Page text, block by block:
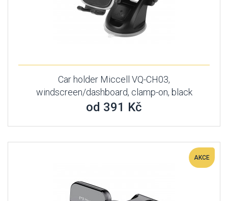
Car holder Miccell VQ-CH03,
windscreen/dashboard, clamp-on, black
od 391 Kč
AKCE